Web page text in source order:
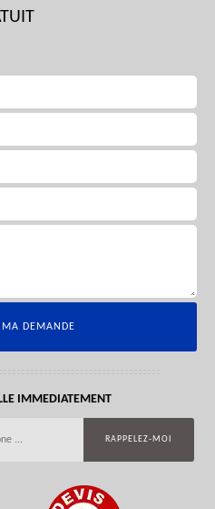
IMMEDIATEMENT